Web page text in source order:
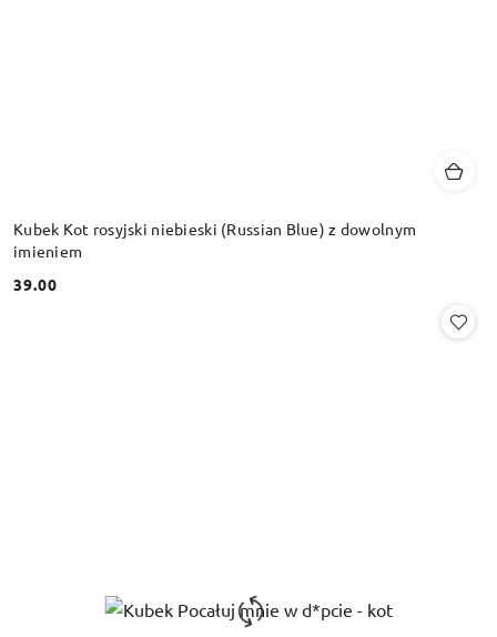
Kubek Kot rosyjski niebieski (Russian Blue) z dowolnym
imieniem
Cena:
39.00